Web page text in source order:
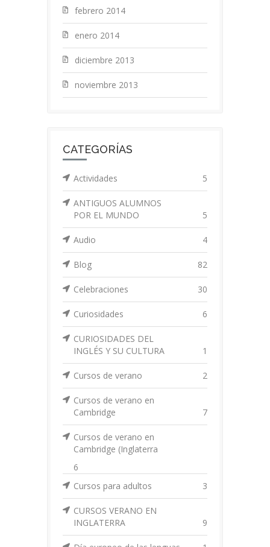
febrero 2014
enero 2014
diciembre 2013
noviembre 2013
CATEGORÍAS
Actividades 5
ANTIGUOS ALUMNOS
POR EL MUNDO
5
Audio 4
Blog 82
Celebraciones 30
Curiosidades 6
CURIOSIDADES DEL
INGLÉS Y SU CULTURA
1
Cursos de verano 2
Cursos de verano en
Cambridge
7
Cursos de verano en
Cambridge (Inglaterra
6
Cursos para adultos
3
CURSOS VERANO EN
INGLATERRA
9